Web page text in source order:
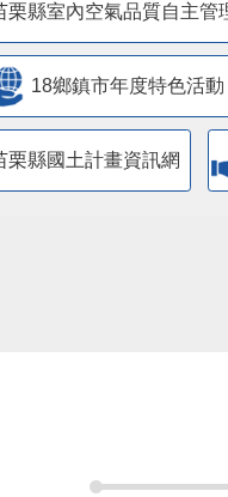
栗縣室內空氣品質自主管
18鄉鎮市年度特色活動
栗縣國土計畫資訊網